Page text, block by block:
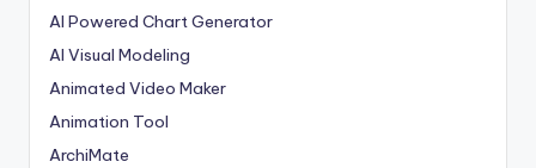
AI Powered Chart Generator
AI Visual Modeling
Animated Video Maker
Animation Tool
ArchiMate